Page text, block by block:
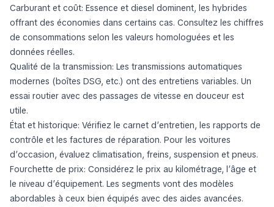
Carburant et coût: Essence et diesel dominent, les hybrides
offrant des économies dans certains cas. Consultez les chiffres
de consommations selon les valeurs homologuées et les
données réelles.
Qualité de la transmission: Les transmissions automatiques
modernes (boîtes DSG, etc.) ont des entretiens variables. Un
essai routier avec des passages de vitesse en douceur est
utile.
État et historique: Vérifiez le carnet d’entretien, les rapports de
contrôle et les factures de réparation. Pour les voitures
d’occasion, évaluez climatisation, freins, suspension et pneus.
Fourchette de prix: Considérez le prix au kilométrage, l’âge et
le niveau d’équipement. Les segments vont des modèles
abordables à ceux bien équipés avec des aides avancées.